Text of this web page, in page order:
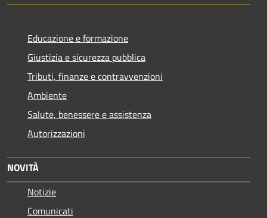
Educazione e formazione
Giustizia e sicurezza pubblica
Tributi, finanze e contravvenzioni
Ambiente
Salute, benessere e assistenza
Autorizzazioni
NOVITÀ
Notizie
Comunicati